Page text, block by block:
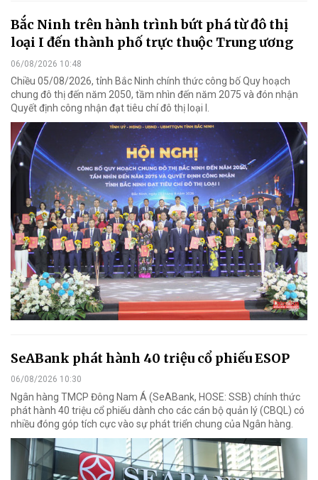
Bắc Ninh trên hành trình bứt phá từ đô thị
loại I đến thành phố trực thuộc Trung ương
06/08/2026 10:48
Chiều 05/08/2026, tỉnh Bắc Ninh chính thức công bố Quy hoạch
chung đô thị đến năm 2050, tầm nhìn đến năm 2075 và đón nhận
Quyết định công nhận đạt tiêu chí đô thị loại I.
SeABank phát hành 40 triệu cổ phiếu ESOP
06/08/2026 10:30
Ngân hàng TMCP Đông Nam Á (SeABank, HOSE: SSB) chính thức
phát hành 40 triệu cổ phiếu dành cho các cán bộ quản lý (CBQL) có
nhiều đóng góp tích cực vào sự phát triển chung của Ngân hàng.